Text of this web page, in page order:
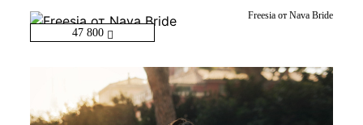
47 800
Freesia от Nava Bride